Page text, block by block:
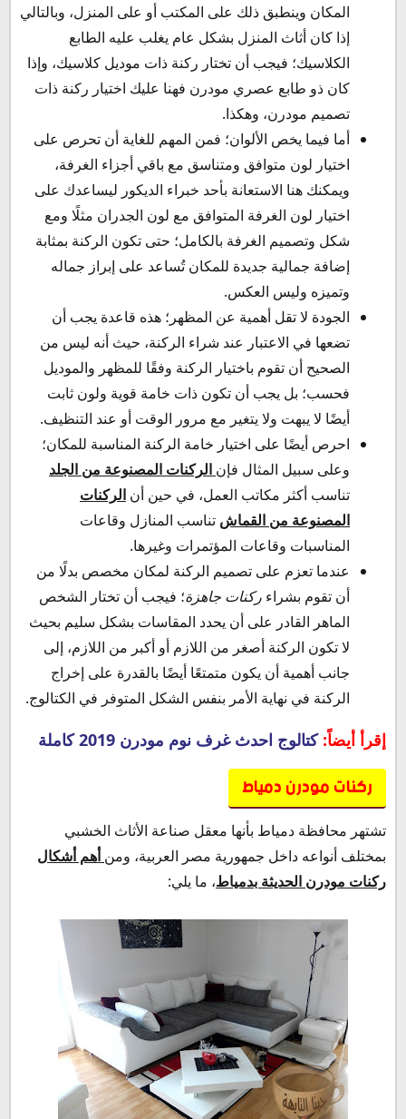
المكان وينطبق ذلك على المكتب أو على المنزل، وبالتالي
إذا كان أثاث المنزل بشكل عام يغلب عليه الطابع
الكلاسيك؛ فيجب أن تختار ركنة ذات موديل كلاسيك، وإذا
كان ذو طابع عصري مودرن فهنا عليك اختيار ركنة ذات
تصميم مودرن، وهكذا.
أما فيما يخص الألوان؛ فمن المهم للغاية أن تحرص على
اختيار لون متوافق ومتناسق مع باقي أجزاء الغرفة،
ويمكنك هنا الاستعانة بأحد خبراء الديكور ليساعدك على
اختيار لون الغرفة المتوافق مع لون الجدران مثلًا ومع
شكل وتصميم الغرفة بالكامل؛ حتى تكون الركنة بمثابة
إضافة جمالية جديدة للمكان تُساعد على إبراز جماله
وتميزه وليس العكس.
الجودة لا تقل أهمية عن المظهر؛ هذه قاعدة يجب أن
تضعها في الاعتبار عند شراء الركنة، حيث أنه ليس من
الصحيح أن تقوم باختيار الركنة وفقًا للمظهر والموديل
فحسب؛ بل يجب أن تكون ذات خامة قوية ولون ثابت
أيضًا لا يبهت ولا يتغير مع مرور الوقت أو عند التنظيف.
احرص أيضًا على اختيار خامة الركنة المناسبة للمكان؛
وعلى سبيل المثال فإن الركنات المصنوعة من الجلد
تناسب أكثر مكاتب العمل، في حين أن الركنات
المصنوعة من القماش تناسب المنازل وقاعات
المناسبات وقاعات المؤتمرات وغيرها.
عندما تعزم على تصميم الركنة لمكان مخصص بدلًا من
أن تقوم بشراء ركنات جاهزة؛ فيجب أن تختار الشخص
الماهر القادر على أن يحدد المقاسات بشكل سليم بحيث
لا تكون الركنة أصغر من اللازم أو أكبر من اللازم، إلى
جانب أهمية أن يكون متمتعًا أيضًا بالقدرة على إخراج
الركنة في نهاية الأمر بنفس الشكل المتوفر في الكتالوج.
إقرأ أيضاً:كتالوج احدث غرف نوم مودرن 2019 كاملة
ركنات مودرن دمياط
تشتهر محافظة دمياط بأنها معقل صناعة الأثاث الخشبي
بمختلف أنواعه داخل جمهورية مصر العربية، ومنأهم أشكال
ركنات مودرن الحديثة بدمياط، ما يلي: